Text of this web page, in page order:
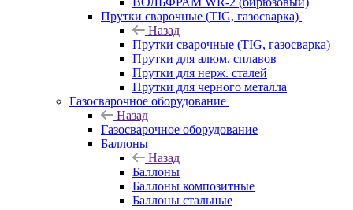
Прутки сварочные (TIG, газосварка)
Назад
Прутки сварочные (TIG, газосварка)
Прутки для алюм. сплавов
Прутки для нерж. сталей
Прутки для черного металла
Газосварочное оборудование
Назад
Газосварочное оборудование
Баллоны
Назад
Баллоны
Баллоны композитные
Баллоны стальные